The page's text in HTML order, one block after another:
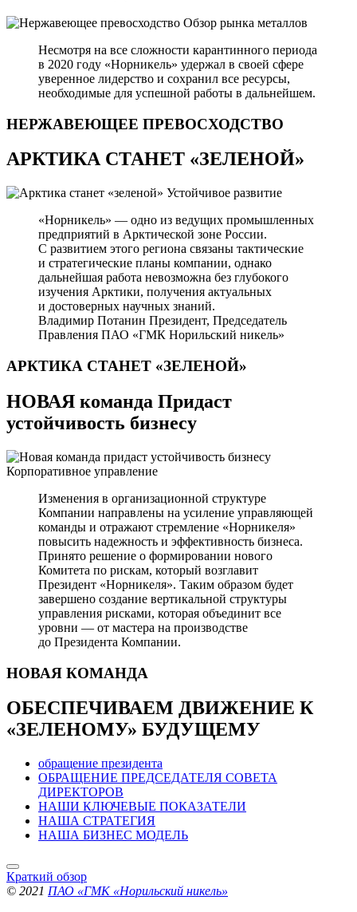
Обзор рынка металлов
Несмотря на все сложности карантинного периода
в 2020 году «Норникель» удержал в своей сфере
уверенное лидерство и сохранил все ресурсы,
необходимые для успешной работы в дальнейшем.
НЕРЖАВЕЮЩЕЕ ПРЕВОСХОДСТВО
АРКТИКА СТАНЕТ «ЗЕЛЕНОЙ»
Устойчивое развитие
«Норникель» — одно из ведущих промышленных
предприятий в Арктической зоне России.
С развитием этого региона связаны тактические
и стратегические планы компании, однако
дальнейшая работа невозможна без глубокого
изучения Арктики, получения актуальных
и достоверных научных знаний.
Владимир Потанин Президент, Председатель
Правления ПАО «ГМК Норильский никель»
АРКТИКА СТАНЕТ «ЗЕЛЕНОЙ»
НОВАЯ команда Придаст
устойчивость бизнесу
Корпоративное управление
Изменения в организационной структуре
Компании направлены на усиление управляющей
команды и отражают стремление «Норникеля»
повысить надежность и эффективность бизнеса.
Принято решение о формировании нового
Комитета по рискам, который возглавит
Президент «Норникеля». Таким образом будет
завершено создание вертикальной структуры
управления рисками, которая объединит все
уровни — от мастера на производстве
до Президента Компании.
НОВАЯ КОМАНДА
ОБЕСПЕЧИВАЕМ ДВИЖЕНИЕ К
«ЗЕЛЕНОМУ» БУДУЩЕМУ
обращение президента
ОБРАЩЕНИЕ ПРЕДСЕДАТЕЛЯ СОВЕТА
ДИРЕКТОРОВ
НАШИ КЛЮЧЕВЫЕ ПОКАЗАТЕЛИ
НАША СТРАТЕГИЯ
НАША БИЗНЕС МОДЕЛЬ
Краткий обзор
© 2021 ПАО «ГМК «Норильский никель»